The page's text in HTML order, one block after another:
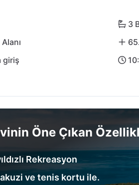
çıkarıcı kıyısında unutulmaz
3
giriş
Öne Çıkan
Rekreasyon
ve tenis kortu ile.